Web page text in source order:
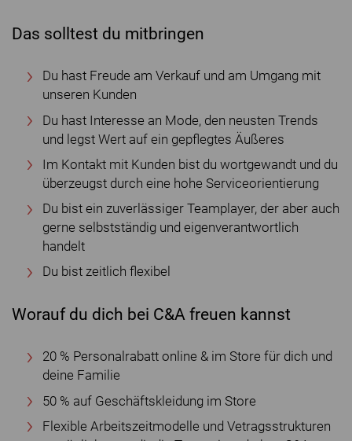
Das solltest du mitbringen
Du hast Freude am Verkauf und am Umgang mit
unseren Kunden
Du hast Interesse an Mode, den neusten Trends
und legst Wert auf ein gepflegtes Äußeres
Im Kontakt mit Kunden bist du wortgewandt und du
überzeugst durch eine hohe Serviceorientierung
Du bist ein zuverlässiger Teamplayer, der aber auch
gerne selbstständig und eigenverantwortlich
handelt
Du bist zeitlich flexibel
Worauf du dich bei C&A freuen kannst
20 % Personalrabatt online & im Store für dich und
deine Familie
50 % auf Geschäftskleidung im Store
Flexible Arbeitszeitmodelle und Vetragsstrukturen